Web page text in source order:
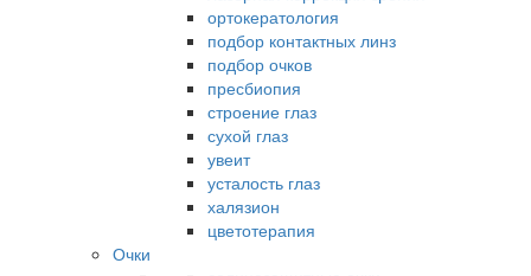
ортокератология
подбор контактных линз
подбор очков
пресбиопия
строение глаз
сухой глаз
увеит
усталость глаз
халязион
цветотерапия
Очки